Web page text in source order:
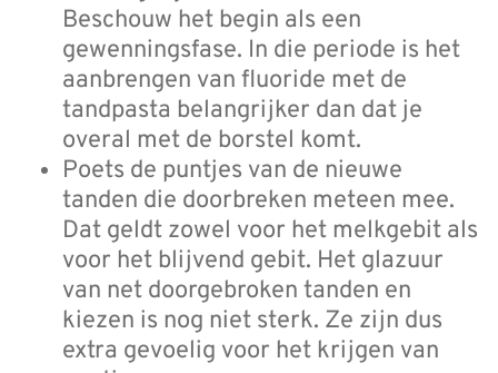
Beschouw het begin als een
gewenningsfase. In die periode is het
aanbrengen van fluoride met de
tandpasta belangrijker dan dat je
overal met de borstel komt.
Poets de puntjes van de nieuwe
tanden die doorbreken meteen mee.
Dat geldt zowel voor het melkgebit als
voor het blijvend gebit. Het glazuur
van net doorgebroken tanden en
kiezen is nog niet sterk. Ze zijn dus
extra gevoelig voor het krijgen van